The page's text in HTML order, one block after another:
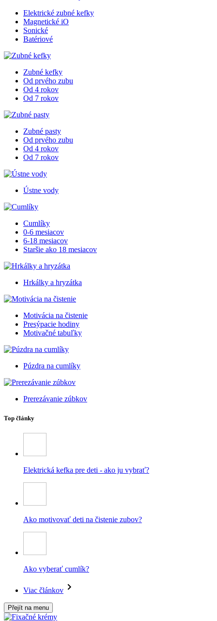
Elektrické zubné kefky
Magnetické iO
Sonické
Batériové
Zubné kefky
Od prvého zubu
Od 4 rokov
Od 7 rokov
Zubné pasty
Od prvého zubu
Od 4 rokov
Od 7 rokov
Ústne vody
Cumlíky
0-6 mesiacov
6-18 mesiacov
Staršie ako 18 mesiacov
Hrkálky a hryzátka
Motivácia na čistenie
Presýpacie hodiny
Motivačné tabuľky
Púzdra na cumlíky
Prerezávanie zúbkov
Top články
Elektrická kefka pre deti - ako ju vybrať?
Ako motivovať deti na čistenie zubov?
Ako vyberať cumlík?
Viac článkov
Přejít na menu